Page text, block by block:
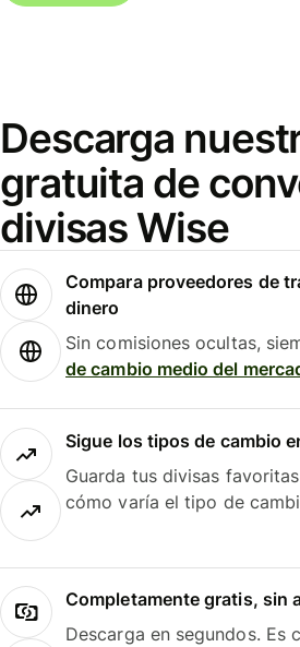
Descarga
gratuita de
divisas Wise
Compara proveedores de
dinero
Sin comisiones ocultas,
de cambio medio del
Sigue los tipos de cambio
Guarda tus divisas
cómo varía el tipo de
Completamente gratis, sin
Descarga en segundos. Es